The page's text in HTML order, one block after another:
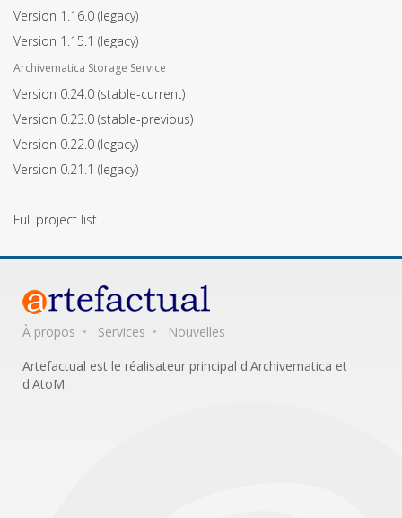
Version 1.16.0 (legacy)
Version 1.15.1 (legacy)
Archivematica Storage Service
Version 0.24.0 (stable-current)
Version 0.23.0 (stable-previous)
Version 0.22.0 (legacy)
Version 0.21.1 (legacy)
Full project list
À propos Services
Nouvelles
Artefactual est le réalisateur principal d'Archivematica et
d'AtoM.